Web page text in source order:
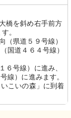
橋を斜め右手前方
。
（県道５９号線）
国道４６４号線）
６号線）に進み、
線）に進みます。
こいの森」に到着